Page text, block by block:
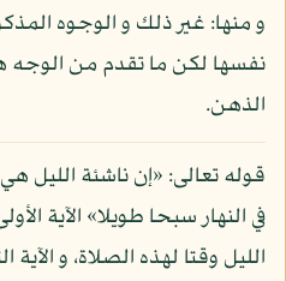
و منها: غير ذلك و الوجوه
نفسها لكن ما تقدم من الوجه
الذهن.
قوله تعالى: «إن ناشئة الليل
في النهار سبحا طويلا» الآية
الليل وقتا لهذه الصلاة، و الآية